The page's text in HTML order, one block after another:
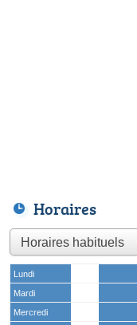
Horaires
Lundi
Mardi
Mercredi